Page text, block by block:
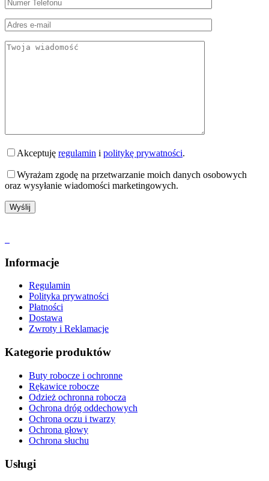
Akceptuję regulamin i politykę prywatności.
Wyrażam zgodę na przetwarzanie moich danych osobowych
oraz wysyłanie wiadomości marketingowych.
Informacje
Regulamin
Polityka prywatności
Płatności
Dostawa
Zwroty i Reklamacje
Kategorie produktów
Buty robocze i ochronne
Rękawice robocze
Odzież ochronna robocza
Ochrona dróg oddechowych
Ochrona oczu i twarzy
Ochrona głowy
Ochrona słuchu
Usługi